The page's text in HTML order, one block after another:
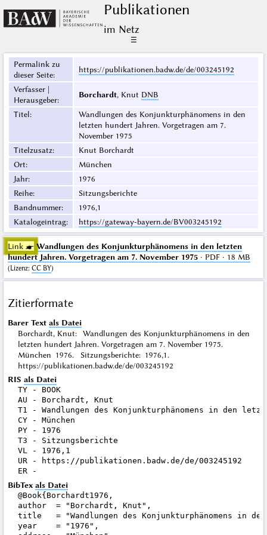
Publikationen
im Netz
☰
Permalink zu
dieser Seite:
https://publikationen.badw.de/de/003245192
Verfasser |
Herausgeber:
Borchardt, Knut DNB
Titel:
Wandlungen des Konjunkturphänomens in den
letzten hundert Jahren. Vorgetragen am 7.
November 1975
Titelzusatz:
Knut Borchardt
Ort:
München
Jahr:
1976
Reihe:
Sitzungsberichte
Bandnummer:
1976,1
Katalogeintrag: https://gateway-bayern.de/BV003245192
Link ☛ Wandlungen des Konjunkturphänomens in den letzten
hundert Jahren. Vorgetragen am 7. November 1975· PDF · 18 MB
(Lizenz: CC BY)
Zitierformate
Barer Text als Datei
Borchardt, Knut: Wandlungen des Konjunkturphänomens in den
letzten hundert Jahren. Vorgetragen am 7. November 1975.
München 1976. Sitzungsberichte: 1976,1.
https://publikationen.badw.de/de/003245192
RIS als Datei
TY - BOOK
AU - Borchardt, Knut
T1 - Wandlungen des Konjunkturphänomens in den
CY - München
PY - 1976
T3 - Sitzungsberichte
VL - 1976,1
UR - https://publikationen.badw.de/de/003245192
BibTex als Datei
@Book{Borchardt1976,
author  = "Borchardt, Knut",
title   = "Wandlungen des Konjunkturphänomens in
year    = "1976",